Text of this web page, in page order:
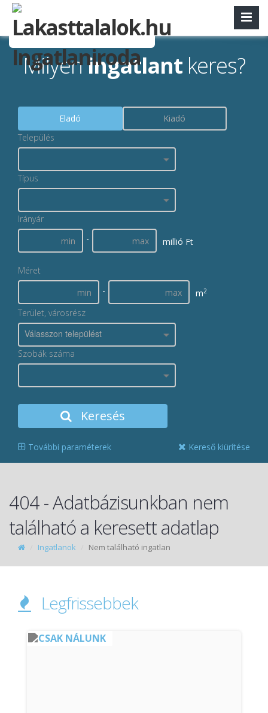
Milyeningatlant keres?
Eladó
Kiadó
Település
Típus
Irányár
-
millió Ft
Méret
-
m2
Terület, városrész
Válasszon települést
Szobák száma
Keresés
További paraméterek Kereső kiürítése
404 - Adatbázisunkban nem
található a keresett adatlap
Ingatlanok Nem található ingatlan
Legfrissebbek
CSAK NÁLUNK